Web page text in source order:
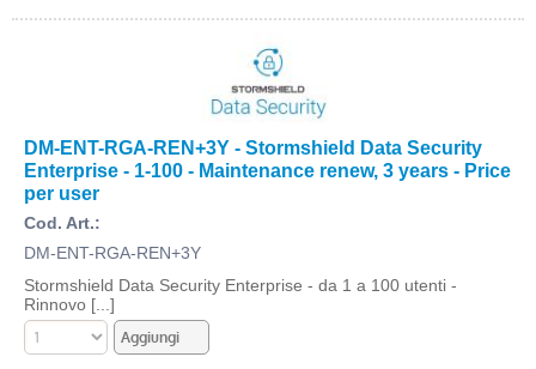
DM-ENT-RGA-REN+3Y - Stormshield Data Security
Enterprise - 1-100 - Maintenance renew, 3 years - Price
per user
Cod. Art.:
DM-ENT-RGA-REN+3Y
Stormshield Data Security Enterprise - da 1 a 100 utenti -
Rinnovo [...]